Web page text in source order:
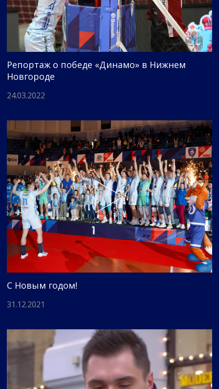
Репортаж о победе «Динамо» в Нижнем
Новгороде
24.03.2022
С Новым годом!
31.12.2021